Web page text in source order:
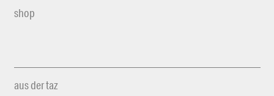
shop
aus der taz